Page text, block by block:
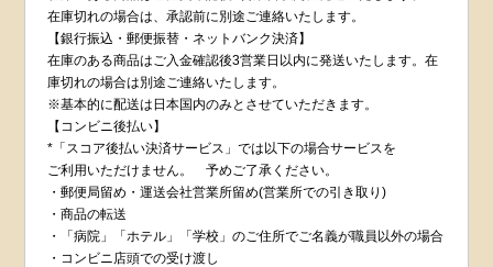
在庫切れの場合は、承認前に別途ご連絡いたします。
【銀行振込・郵便振替・ネットバンク決済】
在庫のある商品はご入金確認後3営業日以内に発送いたします。在
庫切れの場合は別途ご連絡いたします。
※基本的に配送は日本国内のみとさせていただきます。
【コンビニ後払い】
*「スコア後払い決済サービス」では以下の場合サービスを
ご利用いただけません。 予めご了承ください。
・郵便局留め・運送会社営業所留め(営業所での引き取り)
・商品の転送
・「病院」「ホテル」「学校」のご住所でご名義が職員以外の場合
・コンビニ店頭での受け渡し